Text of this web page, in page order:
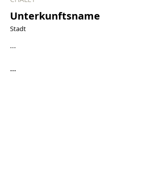
Unterkunftsname
Stadt
...
...